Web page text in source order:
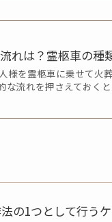
れは？霊柩車の種
様を霊柩車に乗せて火
な流れを押さえておく
の1つとして行うケ